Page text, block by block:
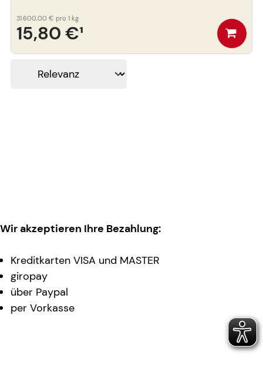
15,80 €¹
31.600,00 € pro 1 kg
Wir akzeptieren Ihre Bezahlung:
Kreditkarten VISA und MASTER
giropay
über Paypal
per Vorkasse